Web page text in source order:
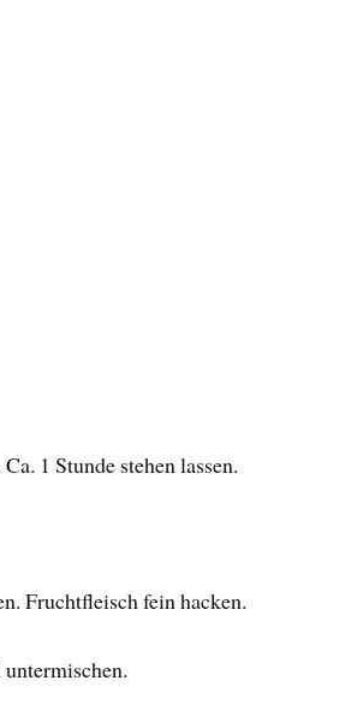
1 Stunde stehen lassen.
Fruchtfleisch fein hacken.